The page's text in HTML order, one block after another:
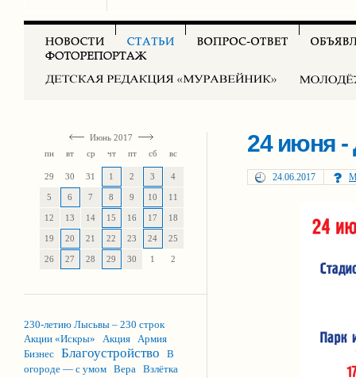
Июнь 2017
пн
вт ср чт пт сб вс
29 30 31 1 2 3 4
5 6 7 8 9 10 11
12 13 14 15 16 17 18
19 20 21 22 23 24 25
26 27 28 29 30 1 2
230-летию Лысьвы – 230 строк
Акции «Искры»
Акция Армия
Бизнес Благоустройство
В
огороде — с умом Вера Взлётка
24 июня
24.06.2017